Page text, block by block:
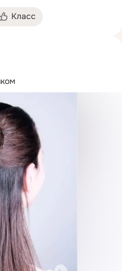
Класс